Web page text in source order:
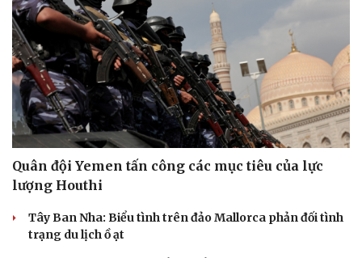
Quân đội Yemen tấn công các mục tiêu của lực
lượng Houthi
Tây Ban Nha: Biểu tình trên đảo Mallorca phản đối tình
trạng du lịch ồ ạt